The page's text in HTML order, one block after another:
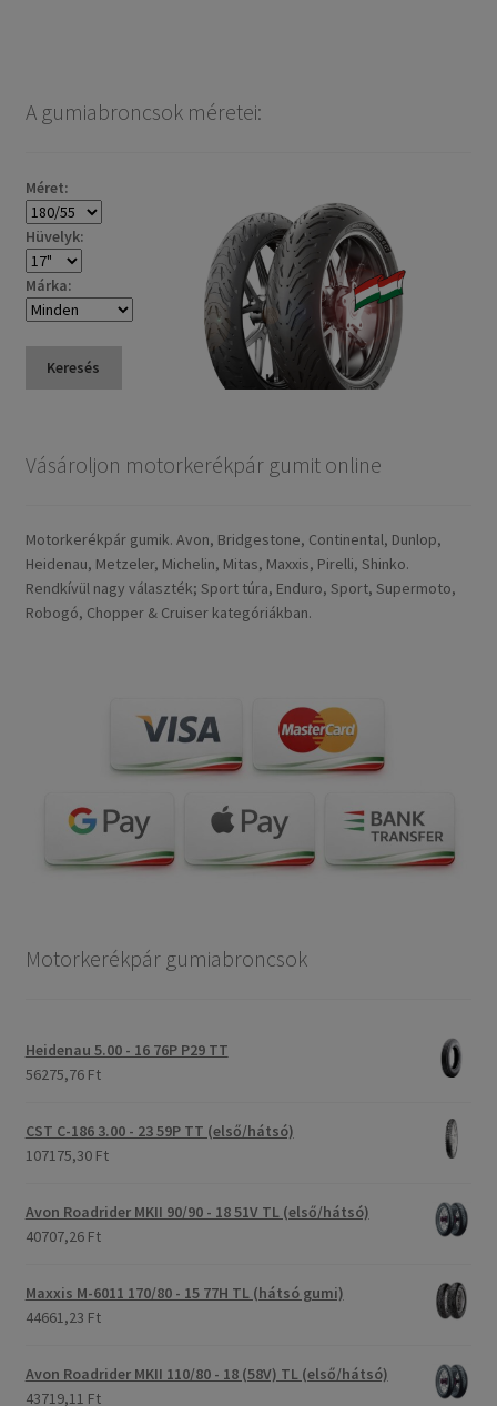
A gumiabroncsok méretei:
Méret:
Hüvelyk:
Márka:
Keresés
Vásároljon motorkerékpár gumit online
Motorkerékpár gumik. Avon, Bridgestone, Continental, Dunlop,
Heidenau, Metzeler, Michelin, Mitas, Maxxis, Pirelli, Shinko.
Rendkívül nagy választék; Sport túra, Enduro, Sport, Supermoto,
Robogó, Chopper & Cruiser kategóriákban.
Motorkerékpár gumiabroncsok
Heidenau 5.00 - 16 76P P29 TT
56275,76 Ft
CST C-186 3.00 - 23 59P TT (első/hátsó)
107175,30 Ft
Avon Roadrider MKII 90/90 - 18 51V TL (első/hátsó)
40707,26 Ft
Maxxis M-6011 170/80 - 15 77H TL (hátsó gumi)
44661,23 Ft
Avon Roadrider MKII 110/80 - 18 (58V) TL (első/hátsó)
43719,11 Ft